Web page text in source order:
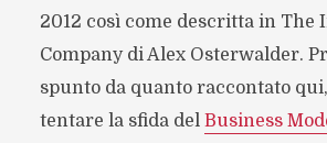
2012 così come descritta in The
Company di Alex Osterwalder.
spunto da quanto raccontato
tentare la sfida del Business